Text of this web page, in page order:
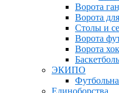
Ворота
Ворота
Столы и
Ворота
Ворота
ЭКИПО
Единоборства